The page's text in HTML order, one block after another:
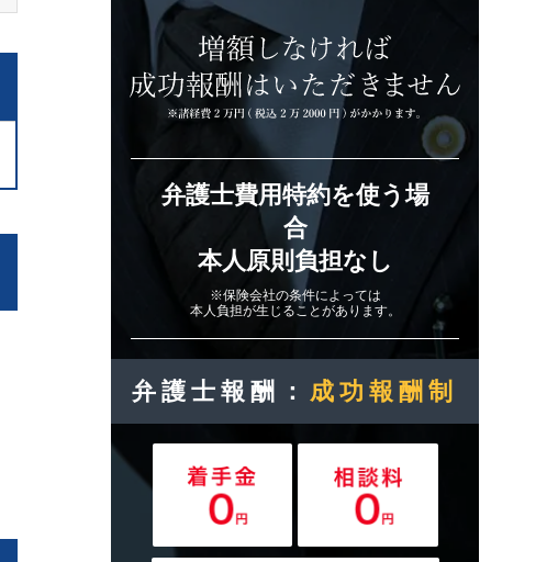
弁護士費用特約を使う場
合
本人原則負担なし
※保険会社の条件によっては
本人負担が生じることがあります。
弁護士報酬： 成功報酬制